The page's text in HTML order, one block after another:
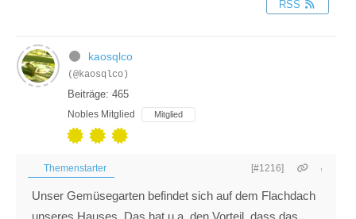
RSS
kaosqlco
(@kaosqlco)
Beiträge: 465
Nobles Mitglied Mitglied
Themenstarter [#1216]
Unser Gemüsegarten befindet sich auf dem Flachdach
unseres Hauses. Das hat u.a. den Vorteil, dass das